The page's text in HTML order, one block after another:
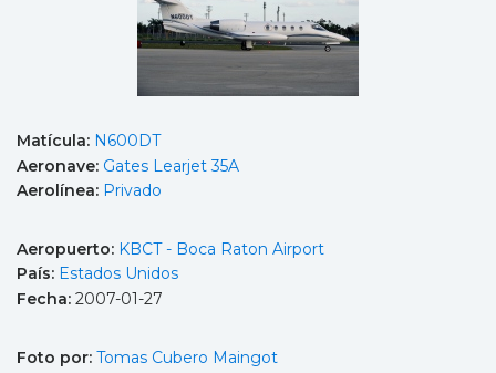
Matícula: N600DT
Aeronave: Gates Learjet 35A
Aerolínea: Privado
Aeropuerto: KBCT - Boca Raton Airport
País: Estados Unidos
Fecha: 2007-01-27
Foto por: Tomas Cubero Maingot